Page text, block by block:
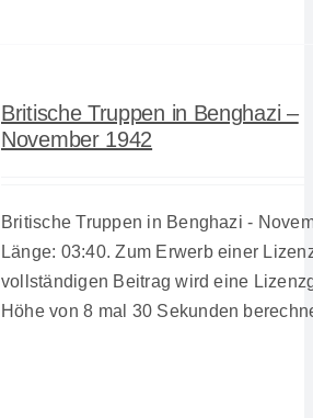
Britische Truppen in Benghazi –
November 1942
Britische Truppen in Benghazi -
Länge: 03:40. Zum Erwerb einer
vollständigen Beitrag wird eine
Höhe von 8 mal 30 Sekunden